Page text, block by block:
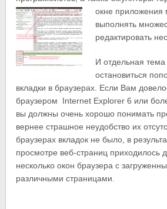
окне приложения
выполнять
редактировать
И отдельная тема
остановиться
вкладки в браузерах. Если Вам
браузером Internet Explorer 6 или
вы должны очень хорошо понимать
вернее страшное неудобство их
браузерах вкладок не было, в
просмотре веб-страниц приходилось
несколько окон браузера с
различными страницами.